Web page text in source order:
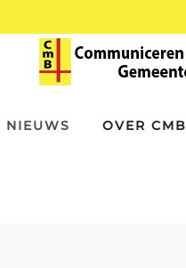
NIEUWS OVER CMB